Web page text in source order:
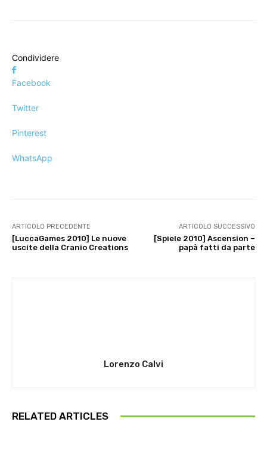
Condividere
Facebook
Twitter
Pinterest
WhatsApp
ARTICOLO PRECEDENTE
[LuccaGames 2010] Le nuove
uscite della Cranio Creations
ARTICOLO SUCCESSIVO
[Spiele 2010] Ascension –
papà fatti da parte
Lorenzo Calvi
RELATED ARTICLES